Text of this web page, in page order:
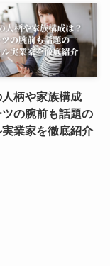
柄や家族構成
の腕前も話題の
業家を徹底紹介